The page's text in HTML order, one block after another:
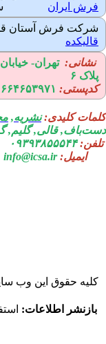
فرش ایران سایت
شرکت فرش آستان
قالیکده
نشانی: تهران-خیابان
پلاک ۶
کدپستی:۱۶۶۴۶۵۳۹۷۱
کلیدی: نشریه,
قالی, گلیم,
۰۹۳۹۳۸۵۵۵۴۴
ایمیل:info@icsa.ir
کلیه حقوق این وب
بازنشر اطلاعات: